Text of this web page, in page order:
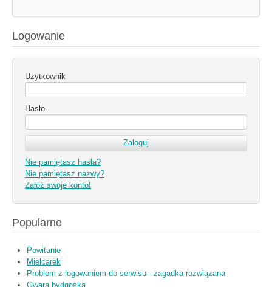
Logowanie
Użytkownik
Hasło
Nie pamiętasz hasła?
Nie pamiętasz nazwy?
Załóż swoje konto!
Popularne
Powitanie
Mielcarek
Problem z logowaniem do serwisu - zagadka rozwiązana
Gwara bydgoska